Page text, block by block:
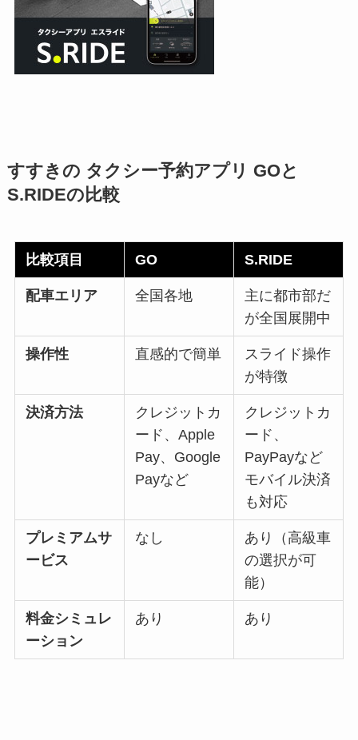
すすきの タクシー予約アプリ GOと
S.RIDEの比較
比較項目 GO S.RIDE
配車エリア 全国各地
主に都市部だ
が全国展開中
操作性 直感的で簡単
スライド操作
が特徴
決済方法
クレジットカ
ード、Apple
Pay、Google
Payなど
クレジットカ
ード、
PayPayなど
モバイル決済
も対応
プレミアムサ
ービス
なし
あり（高級車
の選択が可
能）
料金シミュレ
ーション
あり あり